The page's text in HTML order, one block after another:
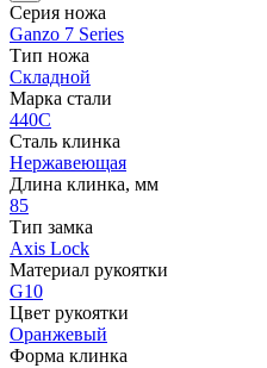
Серия ножа
Ganzo 7 Series
Тип ножа
Складной
Марка стали
440C
Сталь клинка
Нержавеющая
Длина клинка, мм
85
Тип замка
Axis Lock
Материал рукоятки
G10
Цвет рукоятки
Оранжевый
Форма клинка